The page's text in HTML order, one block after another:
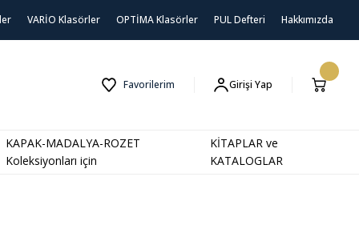
VARİO Klasörler OPTİMA Klasörler PUL Defteri Hakkımızda
Favorilerim Girişi Yap
KAPAK-MADALYA-ROZET
Koleksiyonları için
KİTAPLAR ve
KATALOGLAR